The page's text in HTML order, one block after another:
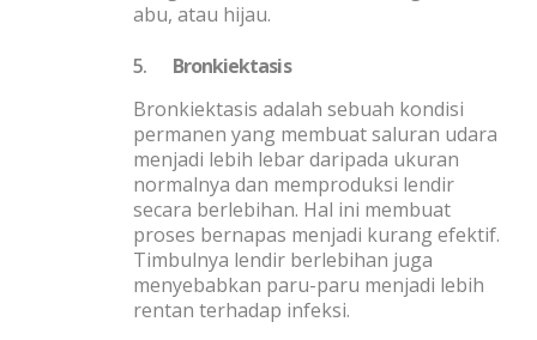
abu, atau hijau.
5. Bronkiektasis
Bronkiektasis adalah sebuah kondisi
permanen yang membuat saluran udara
menjadi lebih lebar daripada ukuran
normalnya dan memproduksi lendir
secara berlebihan. Hal ini membuat
proses bernapas menjadi kurang efektif.
Timbulnya lendir berlebihan juga
menyebabkan paru-paru menjadi lebih
rentan terhadap infeksi.